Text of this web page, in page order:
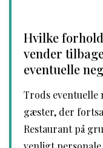
Hvilke
vender
eventuelle
Trods eventuelle
gæster, der
Restaurant på